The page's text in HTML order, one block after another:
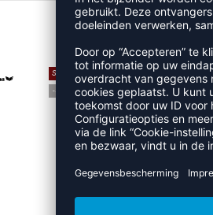
MEER UIT
SALE
-50%